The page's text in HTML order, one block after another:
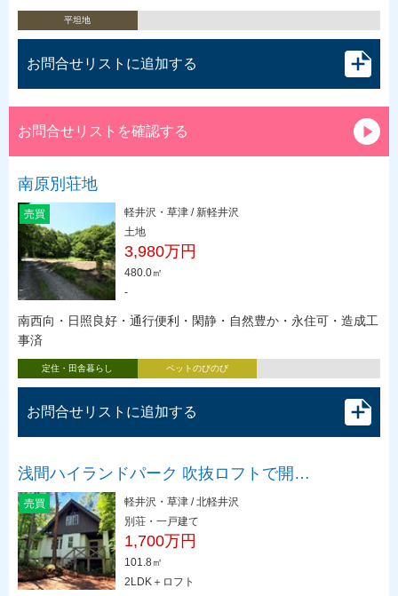
平坦地
お問合せリストに追加する
お問合せリストを確認する
南原別荘地
売買
軽井沢・草津 / 新軽井沢
土地
3,980万円
480.0㎡
-
南西向・日照良好・通行便利・閑静・自然豊か・永住可・造成工
事済
定住・田舎暮らし ペットのびのび
お問合せリストに追加する
浅間ハイランドパーク 吹抜ロフトで開…
売買
軽井沢・草津 / 北軽井沢
別荘・一戸建て
1,700万円
101.8㎡
2LDK＋ロフト